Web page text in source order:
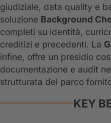
giudiziale, data quality e
soluzione Background
completi su identità,
creditizi e precedenti. La
infine, offre un presidio
documentazione e audit
strutturata del parco
KEY